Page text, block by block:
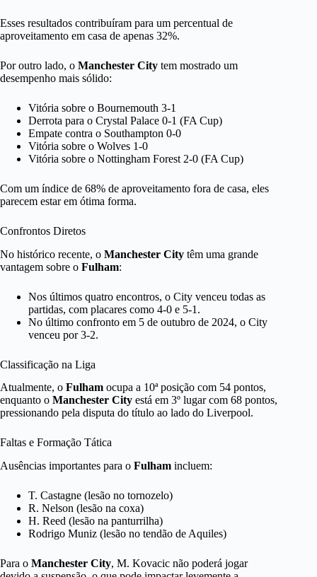
Esses resultados contribuíram para um percentual de
aproveitamento em casa de apenas 32%.
Por outro lado, o Manchester City tem mostrado um
desempenho mais sólido:
Vitória sobre o Bournemouth 3-1
Derrota para o Crystal Palace 0-1 (FA Cup)
Empate contra o Southampton 0-0
Vitória sobre o Wolves 1-0
Vitória sobre o Nottingham Forest 2-0 (FA Cup)
Com um índice de 68% de aproveitamento fora de casa, eles
parecem estar em ótima forma.
Confrontos Diretos
No histórico recente, o Manchester City têm uma grande
vantagem sobre o Fulham:
Nos últimos quatro encontros, o City venceu todas as
partidas, com placares como 4-0 e 5-1.
No último confronto em 5 de outubro de 2024, o City
venceu por 3-2.
Classificação na Liga
Atualmente, o Fulham ocupa a 10ª posição com 54 pontos,
enquanto o Manchester City está em 3º lugar com 68 pontos,
pressionando pela disputa do título ao lado do Liverpool.
Faltas e Formação Tática
Ausências importantes para o Fulham incluem:
T. Castagne (lesão no tornozelo)
R. Nelson (lesão na coxa)
H. Reed (lesão na panturrilha)
Rodrigo Muniz (lesão no tendão de Aquiles)
Para o Manchester City, M. Kovacic não poderá jogar